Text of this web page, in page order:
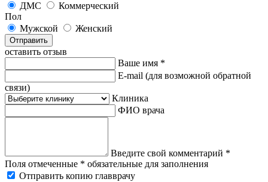
ДМС
Коммерческий
Пол
Мужской
Женский
Отправить
оставить отзыв
Ваше имя *
E-mail (для возможной обратной
связи)
Клиника
ФИО врача
Введите свой комментарий *
Поля отмеченные * обязательные для заполнения
Отправить копию главврачу